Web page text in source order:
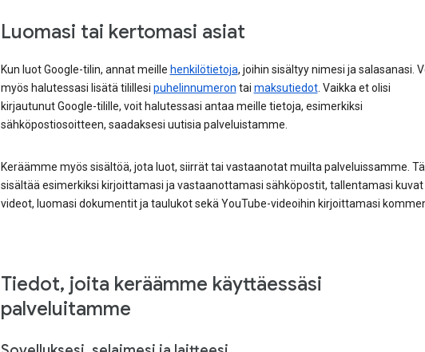
Luomasi tai kertomasi asiat
Kun luot Google-tilin, annat meille henkilötietoja, joihin sisältyy nimesi ja salasanasi.
myös halutessasi lisätä tilillesi puhelinnumeron tai maksutiedot. Vaikka et olisi
kirjautunut Google-tilille, voit halutessasi antaa meille tietoja, esimerkiksi
sähköpostiosoitteen, saadaksesi uutisia palveluistamme.
Keräämme myös sisältöä, jota luot, siirrät tai vastaanotat muilta palveluissamme.
sisältää esimerkiksi kirjoittamasi ja vastaanottamasi sähköpostit, tallentamasi kuvat
videot, luomasi dokumentit ja taulukot sekä YouTube-videoihin kirjoittamasi
Tiedot, joita keräämme käyttäessäsi
palveluitamme